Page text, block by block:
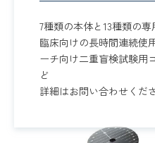
7種類の本体と13種類の専
臨床向けの長時間連続使
ーチ向け二重盲検試験用
ど
詳細はお問い合わせくだ